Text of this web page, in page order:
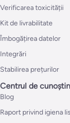
Verificarea toxicității
Kit de livrabilitate
Îmbogățirea datelor
Integrări
Stabilirea prețurilor
Centrul de
Blog
Raport privind igiena